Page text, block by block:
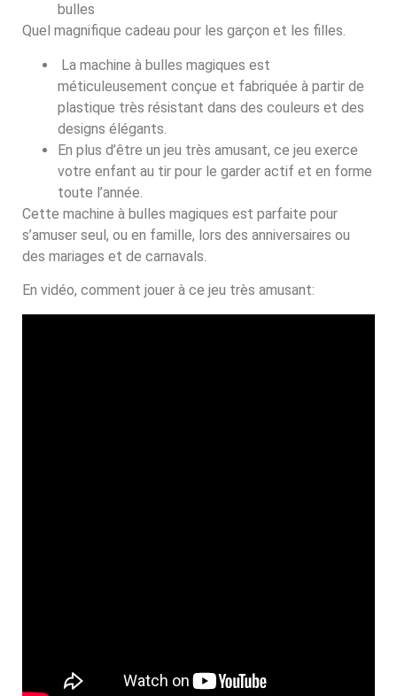
bulles
Quel magnifique cadeau pour les garçon et les filles.
La machine à bulles magiques est
méticuleusement conçue et fabriquée à partir de
plastique très résistant dans des couleurs et des
designs élégants.
En plus d’être un jeu très amusant, ce jeu exerce
votre enfant au tir pour le garder actif et en forme
toute l’année.
Cette machine à bulles magiques est parfaite pour
s’amuser seul, ou en famille, lors des anniversaires ou
des mariages et de carnavals.
En vidéo, comment jouer à ce jeu très amusant: